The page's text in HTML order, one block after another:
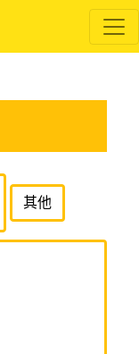
其他